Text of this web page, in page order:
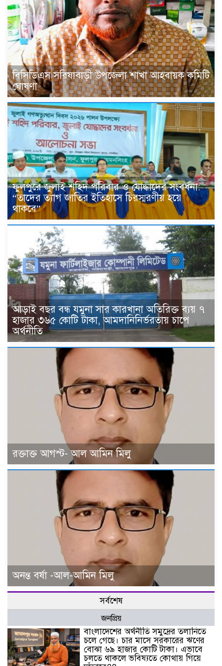
বিসিডিএস সরিষাবাড়ী উপজেলা শাখা আহবায়ক কমিটি
ঘোষণা
ফুলপুরে জুলাই শহিদ পরিবার ও যোদ্ধাদের সংবর্ধনা:
“তাদের ত্যাগ জাতির ইতিহাসে চিরস্মরণীয় হয়ে
থাকবে”
আড়াই বছর বন্ধ যমুনা সার কারখানা অতিরিক্ত ব্যয় ৭
হাজার ৩৬৫ কোটি টাকা, আমদানিনির্ভরতায় চাপে
অর্থনীতি
রক্তাক্ত আগস্ট- আল আমিন মিলু
অনন্ত বর্ষা -আল-আমিন মিলু
সর্বশেষ
জনপ্রিয়
বাংলাদেশের অর্থনীতি সমুদ্রের তলানিতে
চলে গেছে। চার মাসে সরকারের ঋণের
বোঝা ৬৯ হাজার কোটি টাকা। এভাবে
চলতে থাকলে ভবিষ্যতে কোথায় গিয়ে